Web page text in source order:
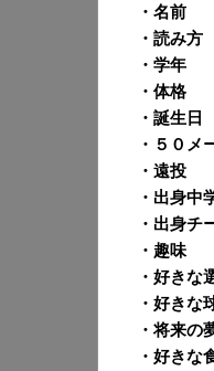
・名
・読み
・学
・体格
・誕生
・５０メ
・遠
・出身
・出身
・趣
・好き
・好き
・将来
・好きな